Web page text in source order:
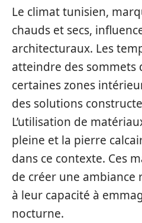
Le climat tunisien,
chauds et secs,
architecturaux. Les
atteindre des sommets
certaines zones
des solutions
L’utilisation de
pleine et la pierre
dans ce contexte. Ces
de créer une ambiance
à leur capacité à
nocturne.